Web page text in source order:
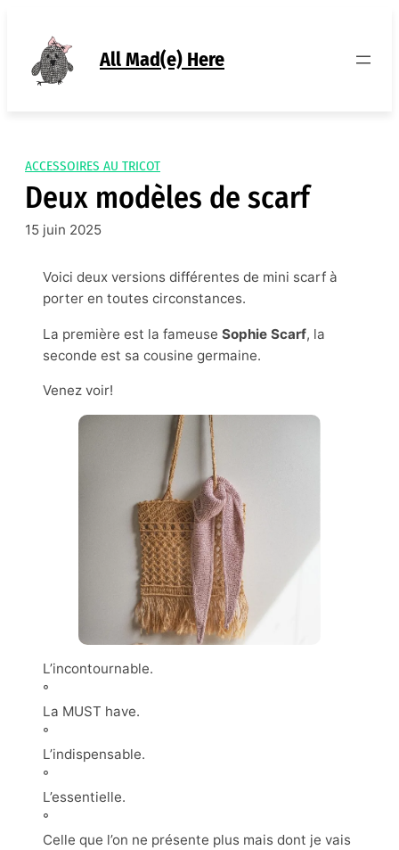
contenu
All Mad(e) Here
ACCESSOIRES AU TRICOT
Deux modèles de scarf
15 juin 2025
Voici deux versions différentes de mini scarf à
porter en toutes circonstances.
La première est la fameuse Sophie Scarf, la
seconde est sa cousine germaine.
Venez voir!
L’incontournable.
°
La MUST have.
°
L’indispensable.
°
L’essentielle.
°
Celle que l’on ne présente plus mais dont je vais